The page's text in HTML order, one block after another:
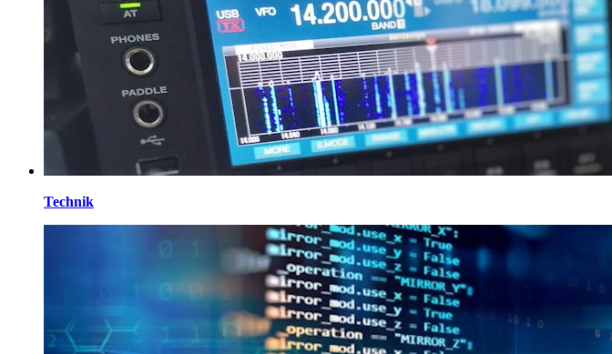
Technik